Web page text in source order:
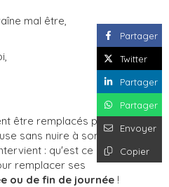
mal être,
être remplacés par une
sans nuire à son objectif
: qu'est ce que je
remplacer ses
ou de fin de journée !
Partager
Twitter
Partager
Partager
Envoyer
Copier